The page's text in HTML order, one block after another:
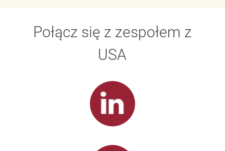
Połącz się z zespołem z
USA